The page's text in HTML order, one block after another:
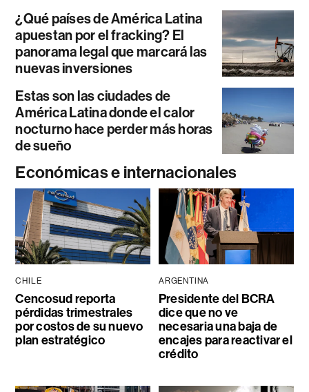
¿Qué países de América Latina
apuestan por el fracking? El
panorama legal que marcará las
nuevas inversiones
Estas son las ciudades de
América Latina donde el calor
nocturno hace perder más horas
de sueño
Económicas e internacionales
CHILE
Cencosud reporta
pérdidas trimestrales
por costos de su nuevo
plan estratégico
ARGENTINA
Presidente del BCRA
dice que no ve
necesaria una baja de
encajes para reactivar el
crédito